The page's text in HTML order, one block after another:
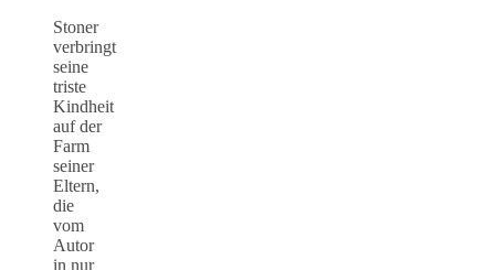
Stoner
verbringt
seine
triste
Kindheit
auf der
Farm
seiner
Eltern,
die
vom
Autor
in nur